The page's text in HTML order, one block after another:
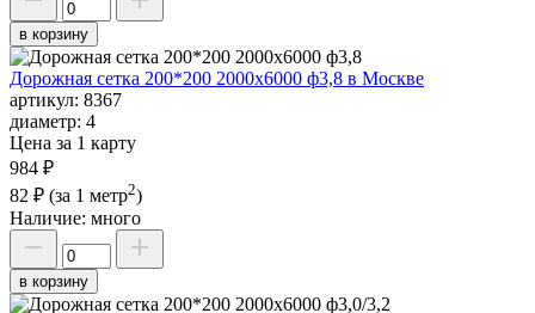
в корзину
Дорожная сетка 200*200 2000х6000 ф3,8 в Москве
артикул: 8367
диаметр: 4
Цена за 1 карту
984 ₽
82 ₽ (за 1 метр2)
Наличие: много
в корзину